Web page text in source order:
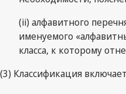
(ii) алфавитного
именуемого
класса, к которому
(3) Классификация